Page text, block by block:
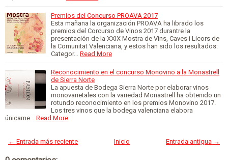
Premios del Concurso PROAVA 2017
Esta mañana la organización PROAVA ha librado los
premios del Corcurso de Vinos 2017 durantre la
presentación de la XXIX Mostra de Vins, Caves i Licors de
la Comunitat Valenciana, y estos han sido los resultados:
Categor…
Read More
Reconocimiento en el concurso Monovino a la Monastrell
de Sierra Norte
La apuesta de Bodega Sierra Norte por elaborar vinos
monovarietales con la variedad Monastrell ha obtenido un
rotundo reconocimiento en los premios Monovino 2017.
Los tres vinos que la bodega valenciana elabora
únicame…
Read More
← Entrada más reciente Entrada antigua →
Inicio